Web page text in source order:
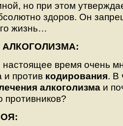
но при этом
здоров. Он
жизнь…
настоящее время очень
и против кодирования. В
алкоголизма и
противников?